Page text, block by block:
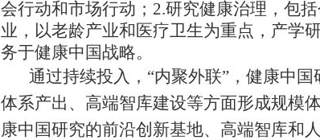
会行动和市场行动； 2.研究健康治理，包
业，以老龄产业和医疗卫生为重点，产学
务于健康中国战略。
通过持续投入， “内聚外联”，健康中
体系产出、高端智库建设等方面形成规模
康中国研究的前沿创新基地、高端智库和